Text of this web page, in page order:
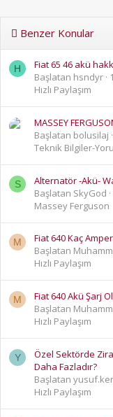
Benzer Konular
H
Fiat 65 46 akü
Başlatan hsndyr
Hızlı Paylaşım
MASSEY
Başlatan bolusilaj
Teknik Bilgiler-
S
Alternatör -Akü-
Başlatan SkyGod
Massey Ferguson
M
Fiat 640 Kaç
Başlatan
Hızlı Paylaşım
M
Fiat 640 Akü Şarj
Başlatan
Hızlı Paylaşım
Y
Özel Sektörde
Daha Fazladır?
Başlatan
Hızlı Paylaşım